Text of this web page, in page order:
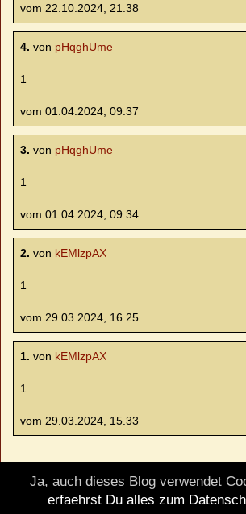
vom 22.10.2024, 21.38
4. von pHqghUme
1
vom 01.04.2024, 09.37
3. von pHqghUme
1
vom 01.04.2024, 09.34
2. von kEMlzpAX
1
vom 29.03.2024, 16.25
1. von kEMlzpAX
1
vom 29.03.2024, 15.33
© DesignBlog V5 powered by
Ja, auch dieses Blog verwendet
erfaehrst Du alles zum